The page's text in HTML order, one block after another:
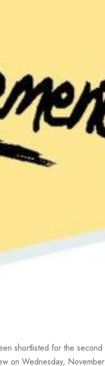
shortlisted for the
on Wednesday,